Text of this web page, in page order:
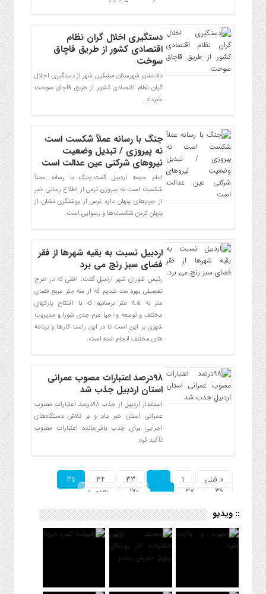
دستگیری اخلال گران نظام
اقتصادی کشور از طریق قاچاق
سوخت
دادستان شهرستان مشکین شهر از دستگیری اخلال
گران نظام اقتصادی کشور از طریق قاچاق سوخت
خبرداد.
جنگ با رسانه عملاً شکست است
نه پیروزی / تبدیل وضعیت
نیروهای شرکتی عین عدالت است
امام جمعه اردبیل گفت:جنگ با رسانه عملاً
شکست است نه پیروزی ترس از اطلاع رسانی خبر
از جرم‌های پنهان دارد ترس از روشنگری نشان از
پنهان کردن شکست‌ها و رسوایی است.
اردبیل نسبت به بقیه شهرها از فقر
فضای سبز رنج می برد
رئیس شورای شهر اردبیل گفت: افقی که در طرح
تفصیلی بهره مند شدیم که از سه متر مربع فضای
متر به ۸.۵ متر برسانیم که با افتتاح پارکهای
مختلف و توسعه و احیا عزم جدی شورا و مدیریت
شهری بر این است تا در این راستا کارها و برنامه
های مختلف انجام شده است.
۹۸درصد اعتبارات مصوب عمرانی
استان اردبیل جذب شد
استاندار اردبیل از جذب ۹۸درصد اعتبارات مصوب
عمرانی استان خبر داد و بر تلاش دستگاه‌های
اجرایی برای جذب باقی‌مانده اعتبارات مصوب
تأکید کرد.
« قبلی 1
…
33
34
35
36
37
…
170 بعدی »
:: ویدیو